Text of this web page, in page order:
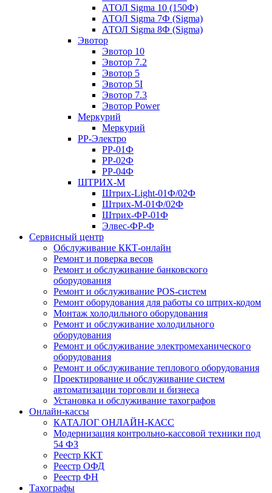
АТОЛ Sigma 10 (150Ф)
АТОЛ Sigma 7Ф (Sigma)
АТОЛ Sigma 8Ф (Sigma)
Эвотор
Эвотор 10
Эвотор 7.2
Эвотор 5
Эвотор 5I
Эвотор 7.3
Эвотор Power
Меркурий
Меркурий
РР-Электро
РР-01Ф
РР-02Ф
РР-04Ф
ШТРИХ-М
Штрих-Light-01Ф/02Ф
Штрих-М-01Ф/02Ф
Штрих-ФР-01Ф
Элвес-ФР-Ф
Сервисный центр
Обслуживание ККТ-онлайн
Ремонт и поверка весов
Ремонт и обслуживание банковского
оборудования
Ремонт и обслуживание POS-систем
Ремонт оборудования для работы со штрих-кодом
Монтаж холодильного оборудования
Ремонт и обслуживание холодильного
оборудования
Ремонт и обслуживание электромеханического
оборудования
Ремонт и обслуживание теплового оборудования
Проектирование и обслуживание систем
автоматизации торговли и бизнеса
Установка и обслуживание тахографов
Онлайн-кассы
КАТАЛОГ ОНЛАЙН-КАСС
Модернизация контрольно-кассовой техники под
54 ФЗ
Реестр ККТ
Реестр ОФД
Реестр ФН
Тахографы